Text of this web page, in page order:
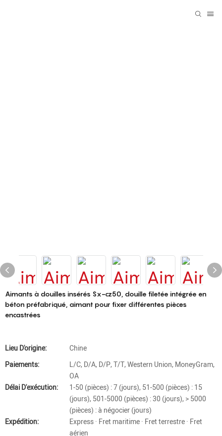
Aimants à douilles insérés Sx-cz50, douille filetée intégrée en
béton préfabriqué, aimant pour fixer différentes pièces
encastrées
Lieu D'origine:
Chine
Paiements:
L/C, D/A, D/P, T/T, Western Union, MoneyGram,
OA
Délai D'exécution:
1-50 (pièces) : 7 (jours), 51-500 (pièces) : 15
(jours), 501-5000 (pièces) : 30 (jours), > 5000
(pièces) : à négocier (jours)
Expédition:
Express · Fret maritime · Fret terrestre · Fret
aérien